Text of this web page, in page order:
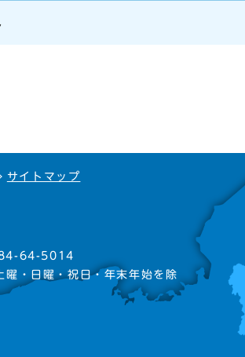
サイトマップ
64-5014
曜・日曜・祝日・年末年始を除